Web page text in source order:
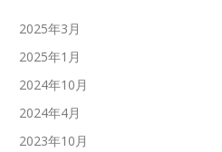
2025年3月
2025年1月
2024年10月
2024年4月
2023年10月